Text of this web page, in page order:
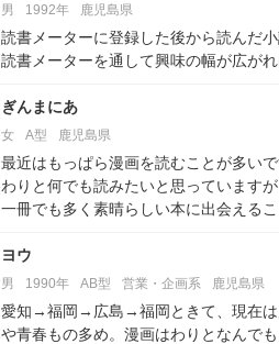
男 1992年 鹿児島県
読書メーターに登録した後から読んだ小
読書メーターを通して興味の幅が広が
ぎんまにあ
女 A型 鹿児島県
最近はもっぱら漫画を読むことが多い
わりと何でも読みたいと思っています
一冊でも多く素晴らしい本に出会える
ヨウ
男 1990年 AB型 営業・企画系 鹿児島県
愛知→福岡→広島→福岡ときて、現在は
や青春もの多め。漫画はわりとなんでも